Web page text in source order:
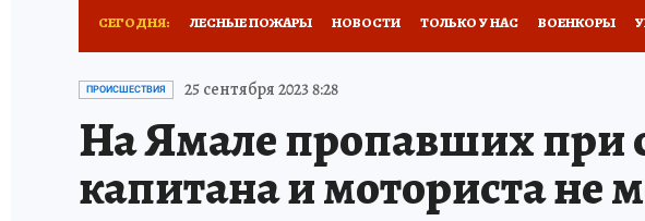
СЕГОДНЯ: ЛЕСНЫЕ ПОЖАРЫ НОВОСТИ ТОЛЬКО У НАС ВОЕНКОРЫ
ПРОИСШЕСТВИЯ АФИША
ПРОИСШЕСТВИЯ 25 сентября 2023 8:28
На Ямале пропавших при
капитана и моториста не